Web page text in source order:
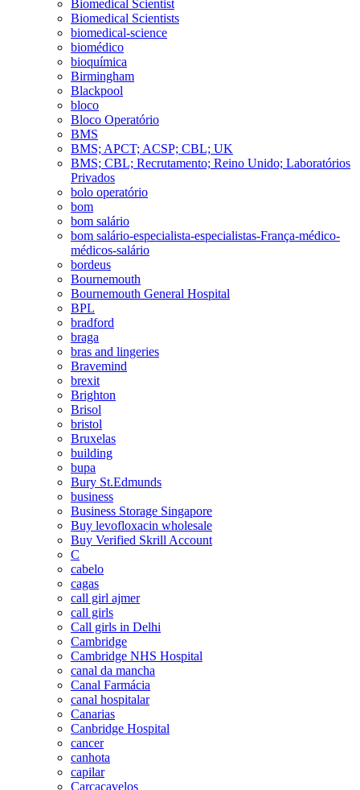
Biomedical Scientist
Biomedical Scientists
biomedical-science
biomédico
bioquímica
Birmingham
Blackpool
bloco
Bloco Operatório
BMS
BMS; APCT; ACSP; CBL; UK
BMS; CBL; Recrutamento; Reino Unido; Laboratórios
Privados
bolo operatório
bom
bom salário
bom salário-especialista-especialistas-França-médico-
médicos-salário
bordeus
Bournemouth
Bournemouth General Hospital
BPL
bradford
braga
bras and lingeries
Bravemind
brexit
Brighton
Brisol
bristol
Bruxelas
building
bupa
Bury St.Edmunds
business
Business Storage Singapore
Buy levofloxacin wholesale
Buy Verified Skrill Account
C
cabelo
cagas
call girl ajmer
call girls
Call girls in Delhi
Cambridge
Cambridge NHS Hospital
canal da mancha
Canal Farmácia
canal hospitalar
Canarias
Canbridge Hospital
cancer
canhota
capilar
Carcacavelos